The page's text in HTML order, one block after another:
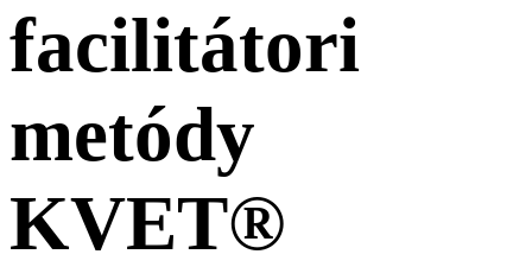
facilitátori
metódy
KVET®